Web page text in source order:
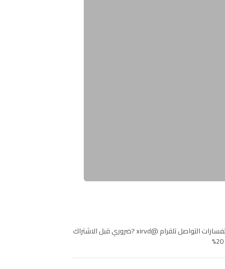
الفيزياء العامة شرح الجزء النظري والعملي معًا وسيتم حل اختبارات سابقه للاستفسارات التواصل تلقرام @xirvd ?ضروري قبل الاشتراك